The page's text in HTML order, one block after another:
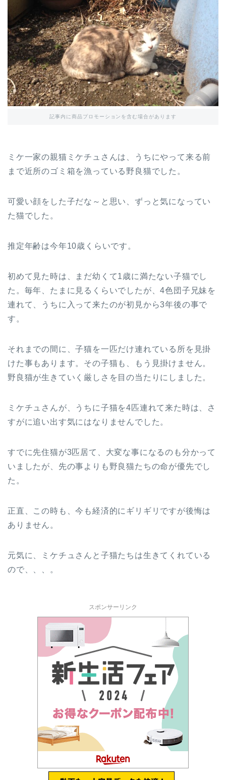
記事内に商品プロモーションを含む場合があります
ミケ一家の親猫ミケチュさんは、うちにやって来る前
まで近所のゴミ箱を漁っている野良猫でした。
可愛い顔をした子だな～と思い、ずっと気になってい
た猫でした。
推定年齢は今年10歳くらいです。
初めて見た時は、まだ幼くて1歳に満たない子猫でし
た。毎年、たまに見るくらいでしたが、4色団子兄妹を
連れて、うちに入って来たのが初見から3年後の事で
す。
それまでの間に、子猫を一匹だけ連れている所を見掛
けた事もあります。その子猫も、もう見掛けません。
野良猫が生きていく厳しさを目の当たりにしました。
ミケチュさんが、うちに子猫を4匹連れて来た時は、さ
すがに追い出す気にはなりませんでした。
すでに先住猫が3匹居て、大変な事になるのも分かって
いましたが、先の事よりも野良猫たちの命が優先でし
た。
正直、この時も、今も経済的にギリギリですが後悔は
ありません。
元気に、ミケチュさんと子猫たちは生きてくれている
ので、、、。
スポンサーリンク